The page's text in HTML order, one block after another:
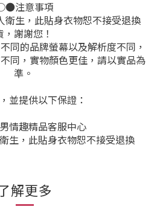
注意事項
生，此貼身衣物恕不接受退換
，謝謝您！
同的品牌螢幕以及解析度不同，
同，實物顏色更佳，請以實品為
準。
並提供以下保證：
情趣精品客服中心
生，此貼身衣物恕不接受退換
解更多